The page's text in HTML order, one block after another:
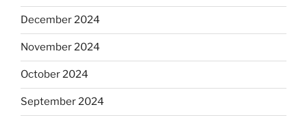
December 2024
November 2024
October 2024
September 2024